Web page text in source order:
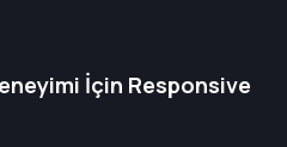
İçin Responsive